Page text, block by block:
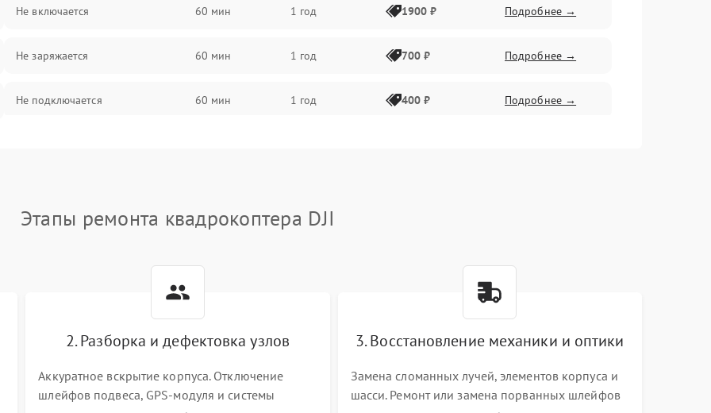
Не включается 60 мин 1 год 1900 ₽ Подробнее →
Не заряжается 60 мин 1 год 700 ₽ Подробнее →
Не подключается 60 мин 1 год 400 ₽ Подробнее →
Этапы ремонта квадрокоптера DJI
2. Разборка и дефектовка узлов
Аккуратное вскрытие корпуса. Отключение
шлейфов подвеса, GPS-модуля и системы
3. Восстановление механики и оптики
Замена сломанных лучей, элементов корпуса и
шасси. Ремонт или замена порванных шлейфов